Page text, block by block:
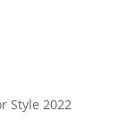
Style 2022